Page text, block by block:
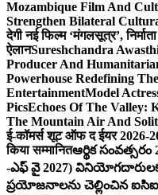
Mozambique Film And
Strengthen Bilateral
देगी नई फिल्म ‘मंगलसूत्र’,
ऐलानSureshchandra
Producer And
Powerhouse Redefining
EntertainmentModel
PicsEchoes Of The Valley:
The Mountain Air And
ई-कॉमर्स शूट ऑफ द ईयर 2026-
किया सम्मानितఆర్థిక
-ఎఫ్ వై 2027)
ప్రయోజనాలను చెల్లించిన